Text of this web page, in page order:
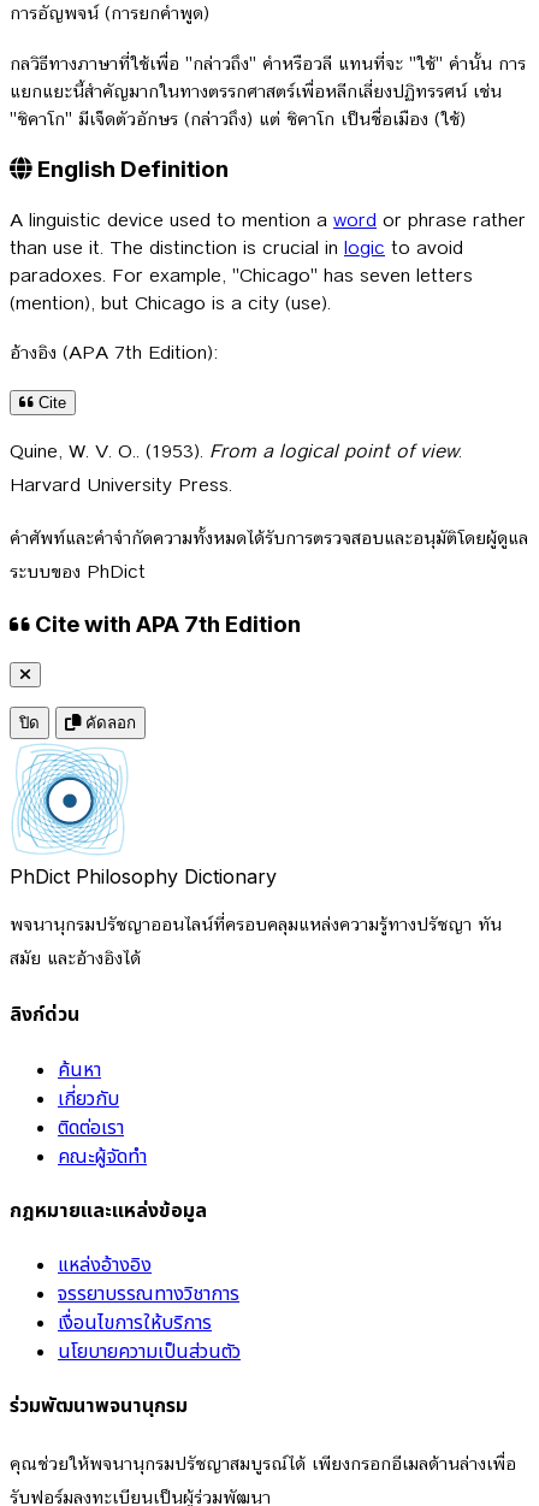
การอัญพจน์ (การยกคำพูด)
กลวิธีทางภาษาที่ใช้เพื่อ "กล่าวถึง" คำหรือวลี แทนที่จะ "ใช้" คำนั้น การ
แยกแยะนี้สำคัญมากในทางตรรกศาสตร์เพื่อหลีกเลี่ยงปฏิทรรศน์ เช่น
"ชิคาโก" มีเจ็ดตัวอักษร (กล่าวถึง) แต่ ชิคาโก เป็นชื่อเมือง (ใช้)
English Definition
A linguistic device used to mention a word or phrase rather
than use it. The distinction is crucial in logic to avoid
paradoxes. For example, "Chicago" has seven letters
(mention), but Chicago is a city (use).
อ้างอิง (APA 7th Edition):
Cite
Quine, W. V. O.. (1953). From a logical point of view.
Harvard University Press.
คำศัพท์และคำจำกัดความทั้งหมดได้รับการตรวจสอบและอนุมัติโดยผู้ดูแล
ระบบของ PhDict
Cite with APA 7th Edition
ปิด คัดลอก
PhDict Philosophy Dictionary
พจนานุกรมปรัชญาออนไลน์ที่ครอบคลุมแหล่งความรู้ทางปรัชญา ทัน
สมัย และอ้างอิงได้
ลิงก์ด่วน
ค้นหา
เกี่ยวกับ
ติดต่อเรา
คณะผู้จัดทำ
กฎหมายและแหล่งข้อมูล
แหล่งอ้างอิง
จรรยาบรรณทางวิชาการ
เงื่อนไขการให้บริการ
นโยบายความเป็นส่วนตัว
ร่วมพัฒนาพจนานุกรม
คุณช่วยให้พจนานุกรมปรัชญาสมบูรณ์ได้ เพียงกรอกอีเมลด้านล่างเพื่อ
รับฟอร์มลงทะเบียนเป็นผู้ร่วมพัฒนา